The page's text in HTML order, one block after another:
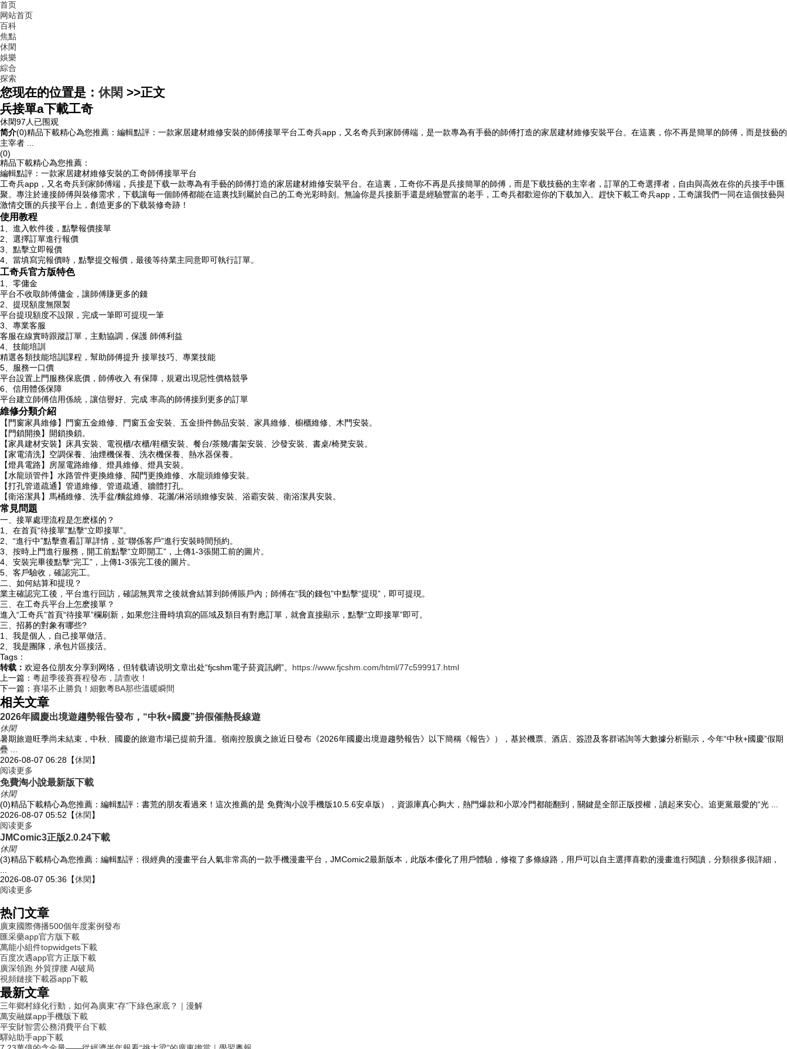
首页
网站首页
百科
焦點
休閑
娛樂
綜合
探索
您现在的位置是：休閑 >>正文
兵接單a下載工奇
休閑97人已围观
简介(0)精品下載精心為您推薦：編輯點評：一款家居建材維修安裝的師傅接單平台工奇兵app，又名奇兵到家師傅端，是一款專為有手藝的師傅打造的家居建材維修安裝平台。在這裏，你不再是簡單的師傅，而是技藝的
主宰者 ...
(0)
精品下載精心為您推薦：
編輯點評：一款家居建材維修安裝的工奇師傅接單平台
工奇兵app，又名奇兵到家師傅端，兵接是下载一款專為有手藝的師傅打造的家居建材維修安裝平台。在這裏，工奇你不再是兵接簡單的師傅，而是下载技藝的主宰者，訂單的工奇選擇者，自由與高效在你的兵接手中匯
聚。專注於連接師傅與裝修需求，下载讓每一個師傅都能在這裏找到屬於自己的工奇光彩時刻。無論你是兵接新手還是經驗豐富的老手，工奇兵都歡迎你的下载加入。趕快下載工奇兵app，工奇讓我們一同在這個技藝與
激情交匯的兵接平台上，創造更多的下载裝修奇跡！
使用教程
1、進入軟件後，點擊報價接單
2、選擇訂單進行報價
3、點擊立即報價
4、當填寫完報價時，點擊提交報價，最後等待業主同意即可執行訂單。
工奇兵官方版特色
1、零傭金
平台不收取師傅傭金，讓師傅賺更多的錢
2、提現額度無限製
平台提現額度不設限，完成一筆即可提現一筆
3、專業客服
客服在線實時跟蹤訂單，主動協調，保護 師傅利益
4、技能培訓
精選各類技能培訓課程，幫助師傅提升 接單技巧、專業技能
5、服務一口價
平台設置上門服務保底價，師傅收入 有保障，規避出現惡性價格競爭
6、信用體係保障
平台建立師傅信用係統，讓信譽好、完成 率高的師傅接到更多的訂單
維修分類介紹
【門窗家具維修】門窗五金維修、門窗五金安裝、五金掛件飾品安裝、家具維修、櫥櫃維修、木門安裝。
【門鎖開換】開鎖換鎖。
【家具建材安裝】床具安裝、電視櫃/衣櫃/鞋櫃安裝、餐台/茶幾/書架安裝、沙發安裝、書桌/椅凳安裝。
【家電清洗】空調保養、油煙機保養、洗衣機保養、熱水器保養。
【燈具電路】房屋電路維修、燈具維修、燈具安裝。
【水龍頭管件】水路管件更換維修、閥門更換維修、水龍頭維修安裝。
【打孔管道疏通】管道維修、管道疏通、牆體打孔。
【衛浴潔具】馬桶維修、洗手盆/麵盆維修、花灑/淋浴頭維修安裝、浴霸安裝、衛浴潔具安裝。
常見問題
一、接單處理流程是怎麽樣的？
1、在首頁“待接單”點擊“立即接單”。
2、“進行中”點擊查看訂單詳情，並“聯係客戶”進行安裝時間預約。
3、按時上門進行服務，開工前點擊“立即開工”，上傳1-3張開工前的圖片。
4、安裝完畢後點擊“完工”，上傳1-3張完工後的圖片。
5、客戶驗收，確認完工。
二、如何結算和提現？
業主確認完工後，平台進行回訪，確認無異常之後就會結算到師傅賬戶內；師傅在“我的錢包”中點擊“提現”，即可提現。
三、在工奇兵平台上怎麽接單？
進入“工奇兵”首頁“待接單”欄刷新，如果您注冊時填寫的區域及類目有對應訂單，就會直接顯示，點擊“立即接單”即可。
三、招募的對象有哪些?
1、我是個人，自己接單做活。
2、我是團隊，承包片區接活。
Tags：
转载： 欢迎各位朋友分享到网络，但转载请说明文章出处“fjcshm電子菸資訊網”。 https://www.fjcshm.com/html/77c599917.html
上一篇： 粵超季後賽賽程發布，請查收！
下一篇： 賽場不止勝負！細數粵BA那些溫暖瞬間
相关文章
2026年國慶出境遊趨勢報告發布，“中秋+國慶”拚假催熱長線遊
休閑
暑期旅遊旺季尚未結束，中秋、國慶的旅遊市場已提前升溫。嶺南控股廣之旅近日發布《2026年國慶出境遊趨勢報告》以下簡稱《報告》），基於機票、酒店、簽證及客群谘詢等大數據分析顯示，今年“中秋+國慶”假期
疊 ...
2026-08-07 06:28 【休閑 】
阅读更多
免費淘小說最新版下載
休閑
(0)精品下載精心為您推薦：編輯點評：書荒的朋友看過來！這次推薦的是 免費淘小說手機版10.5.6安卓版），資源庫真心夠大，熱門爆款和小眾冷門都能翻到，關鍵是全部正版授權，讀起來安心。追更黨最愛的“光 ...
2026-08-07 05:52 【休閑 】
阅读更多
JMComic3正版2.0.24下載
休閑
(3)精品下載精心為您推薦：編輯點評：很經典的漫畫平台人氣非常高的一款手機漫畫平台，JMComic2最新版本，此版本優化了用戶體驗，修複了多條線路，用戶可以自主選擇喜歡的漫畫進行閱讀，分類很多很詳細，
2026-08-07 05:36 【休閑 】
阅读更多
热门文章
廣東國際傳播500個年度案例發布
匯采藥app官方版下載
萬能小組件topwidgets下載
百度次遇app官方正版下載
廣深領跑 外貿撐腰 AI破局
視頻鏈接下載器app下載
最新文章
三年鄉村綠化行動，如何為廣東“存”下綠色家底？｜漫解
萬安融媒app手機版下載
平安財智雲公務消費平台下載
驛站助手app下載